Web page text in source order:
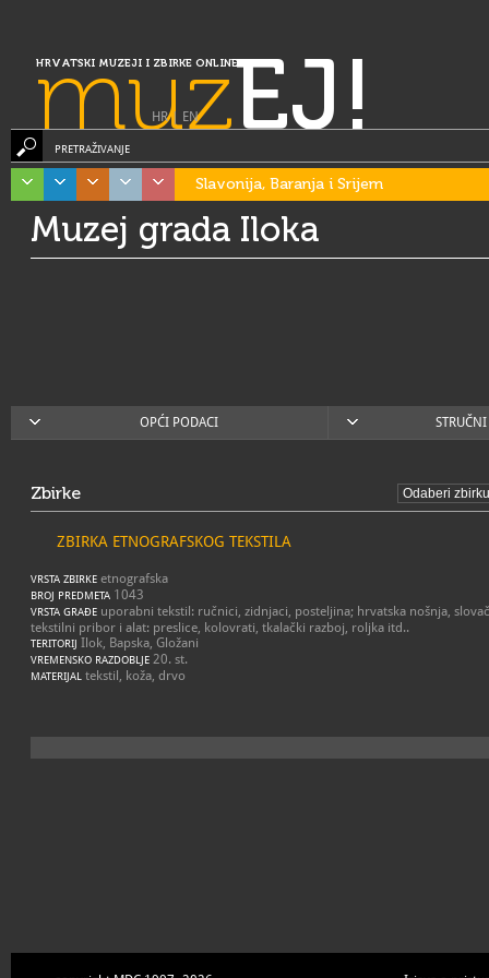
HRVATSKI MUZEJI I ZBIRKE ONLINE
muzEJ!
HR| EN
PRETRAŽIVANJE
Slavonija, Baranja i Srijem
Muzej grada Iloka
OPĆI PODACI
Zbirke
ZBIRKA ETNOGRAFSKOG TEKSTILA
VRSTA ZBIRKE etnografska
BROJ PREDMETA 1043
VRSTA GRAĐE uporabni tekstil: ručnici, zidnjaci, posteljina; hrvatska nošnja,
tekstilni pribor i alat: preslice, kolovrati, tkalački razboj, roljka itd..
TERITORIJ Ilok, Bapska, Gložani
VREMENSKO RAZDOBLJE 20. st.
MATERIJAL tekstil, koža, drvo